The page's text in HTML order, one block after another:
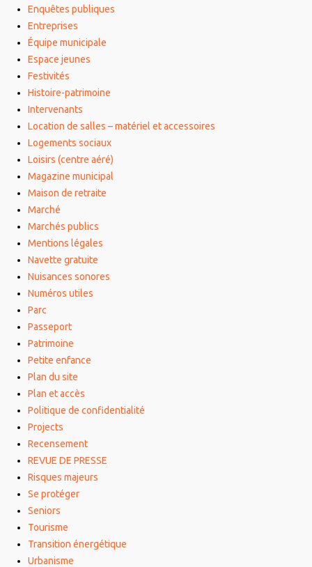
Enquêtes publiques
Entreprises
Équipe municipale
Espace jeunes
Festivités
Histoire-patrimoine
Intervenants
Location de salles – matériel et accessoires
Logements sociaux
Loisirs (centre aéré)
Magazine municipal
Maison de retraite
Marché
Marchés publics
Mentions légales
Navette gratuite
Nuisances sonores
Numéros utiles
Parc
Passeport
Patrimoine
Petite enfance
Plan du site
Plan et accès
Politique de confidentialité
Projects
Recensement
REVUE DE PRESSE
Risques majeurs
Se protéger
Seniors
Tourisme
Transition énergétique
Urbanisme